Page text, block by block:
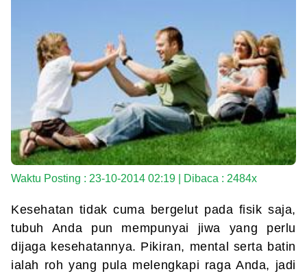
Waktu Posting : 23-10-2014 02:19 | Dibaca : 2484x
Kesehatan tidak cuma bergelut pada fisik saja,
tubuh Anda pun mempunyai jiwa yang perlu
dijaga kesehatannya. Pikiran, mental serta batin
ialah roh yang pula melengkapi raga Anda, jadi